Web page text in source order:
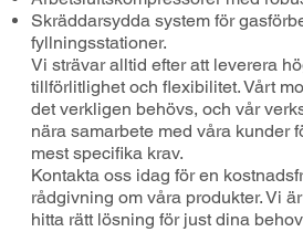
Skräddarsydda system för
fyllningsstationer.
Vi strävar alltid efter att leverera
tillförlitlighet och flexibilitet. Vårt
det verkligen behövs, och vår
nära samarbete med våra kunder
mest specifika krav.
Kontakta oss idag för en
rådgivning om våra produkter. Vi
hitta rätt lösning för just dina